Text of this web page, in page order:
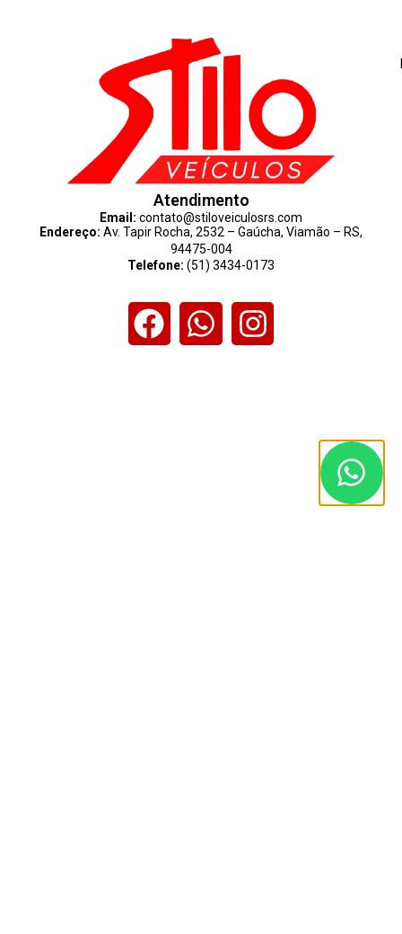
Atendimento
Email: contato@stiloveiculosrs.com
Endereço: Av. Tapir Rocha, 2532 – Gaúcha, Viamão – RS,
94475-004
Telefone: (51) 3434-0173